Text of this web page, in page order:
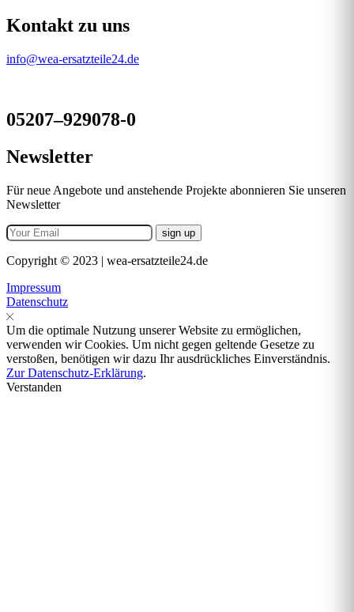
Kontakt zu uns
info@wea-ersatzteile24.de
05207–929078-0
Newsletter
Für neue Angebote und anstehende Projekte abonnieren Sie unseren
Newsletter
Copyright © 2023 | wea-ersatzteile24.de
Impressum
Datenschutz
Um die optimale Nutzung unserer Website zu ermöglichen,
verwenden wir Cookies. Um nicht gegen geltende Gesetze zu
verstoßen, benötigen wir dazu Ihr ausdrückliches Einverständnis.
Zur Datenschutz-Erklärung.
Verstanden